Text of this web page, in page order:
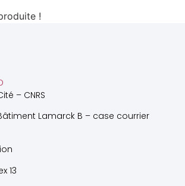
!
– CNRS
Bâtiment Lamarck B – case courrier
13